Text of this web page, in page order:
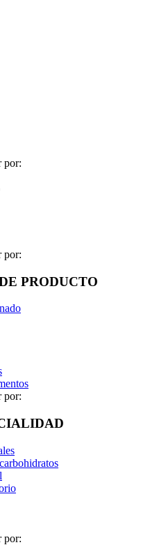
por:
por:
PRODUCTO
por:
por: